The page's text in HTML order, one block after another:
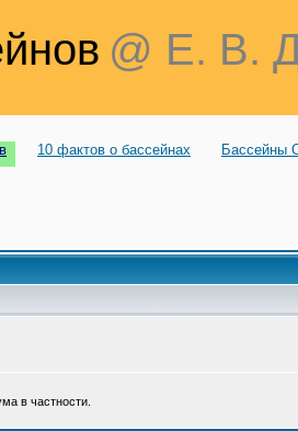
@ Е. В.
10 фактов о бассейнах Бассейны
в частности.